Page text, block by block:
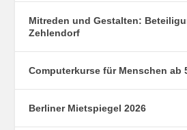
Mitreden und Gestalten:
Zehlendorf
Computerkurse für Menschen ab
Berliner Mietspiegel 2026